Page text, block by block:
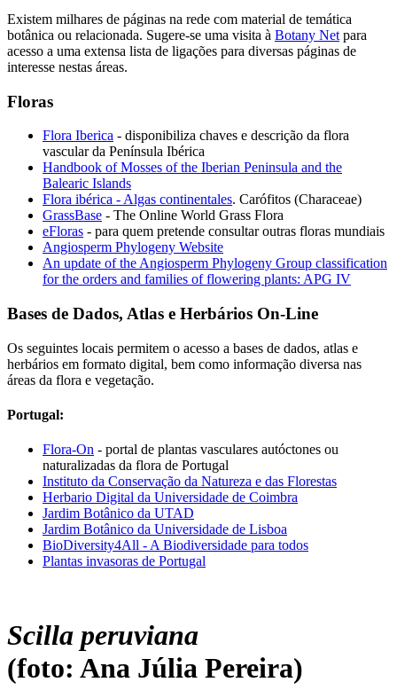
Existem milhares de páginas na rede com material de temática
botânica ou relacionada. Sugere-se uma visita à Botany Net para
acesso a uma extensa lista de ligações para diversas páginas de
interesse nestas áreas.
Floras
Flora Iberica - disponibiliza chaves e descrição da flora
vascular da Península Ibérica
Handbook of Mosses of the Iberian Peninsula and the
Balearic Islands
Flora ibérica - Algas continentales. Carófitos (Characeae)
GrassBase - The Online World Grass Flora
eFloras - para quem pretende consultar outras floras mundiais
Angiosperm Phylogeny Website
An update of the Angiosperm Phylogeny Group classification
for the orders and families of flowering plants: APG IV
Bases de Dados, Atlas e Herbários On-Line
Os seguintes locais permitem o acesso a bases de dados, atlas e
herbários em formato digital, bem como informação diversa nas
áreas da flora e vegetação.
Portugal:
Flora-On - portal de plantas vasculares autóctones ou
naturalizadas da flora de Portugal
Instituto da Conservação da Natureza e das Florestas
Herbario Digital da Universidade de Coimbra
Jardim Botânico da UTAD
Jardim Botânico da Universidade de Lisboa
BioDiversity4All - A Biodiversidade para todos
Plantas invasoras de Portugal
Scilla peruviana
(foto: Ana Júlia Pereira)